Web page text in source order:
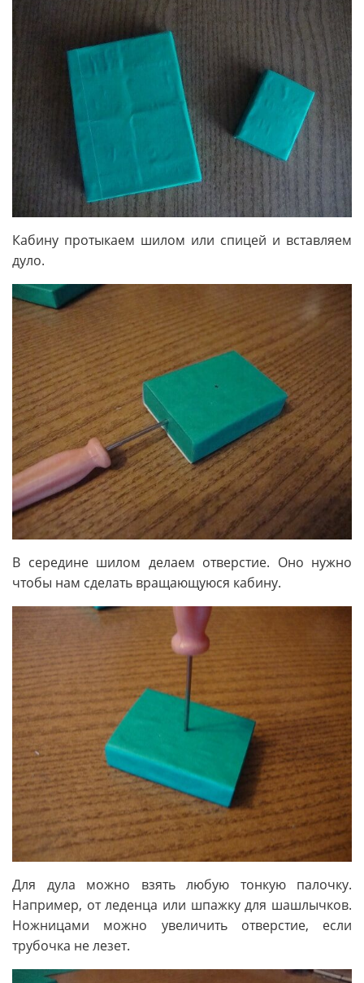
Кабину протыкаем шилом или спицей и вставляем
дуло.
В середине шилом делаем отверстие. Оно нужно
чтобы нам сделать вращающуюся кабину.
Для дула можно взять любую тонкую палочку.
Например, от леденца или шпажку для шашлычков.
Ножницами можно увеличить отверстие, если
трубочка не лезет.